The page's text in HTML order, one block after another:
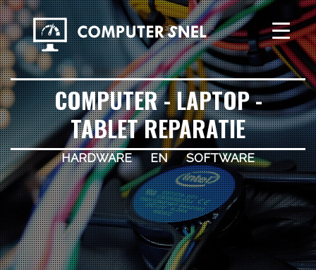
COMPUTER - LAPTOP -
TABLET REPARATIE
hardware en software